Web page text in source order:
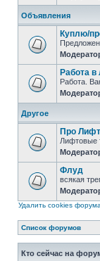
Объявления
Куплю/
Работа
Работа.
Другое
Про Лифт
Лифтовые
Флуд
всякая
Удалить cookies форума
Список форумов
Кто сейчас на